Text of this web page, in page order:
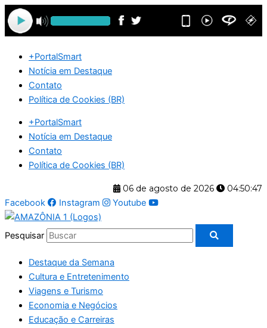
Ir
para
o
+PortalSmart
Notícia em Destaque
Contato
Política de Cookies (BR)
+PortalSmart
Notícia em Destaque
Contato
Política de Cookies (BR)
06 de agosto de 2026
04:50:48
Facebook
Instagram Youtube
Pesquisar
Destaque da Semana
Cultura e Entretenimento
Viagens e Turismo
Economia e Negócios
Educação e Carreiras